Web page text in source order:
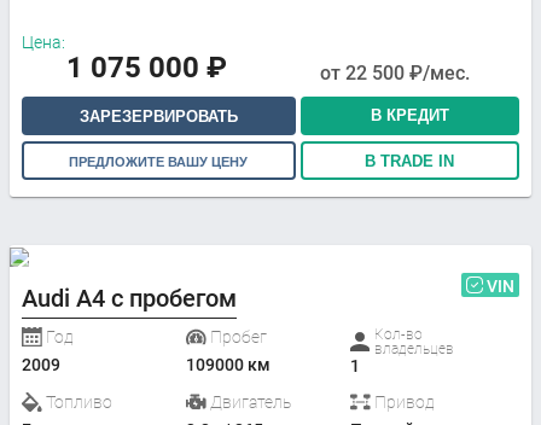
Цена:
1 075 000 ₽ от 22 500 ₽/мес.
ЗАРЕЗЕРВИРОВАТЬ В КРЕДИТ
ПРЕДЛОЖИТЕ ВАШУ ЦЕНУ В TRADE IN
Audi A4 с пробегом VIN
Год
2009
Пробег
109000 км
Кол-во
владельцев
1
Топливо
Двигатель
Привод